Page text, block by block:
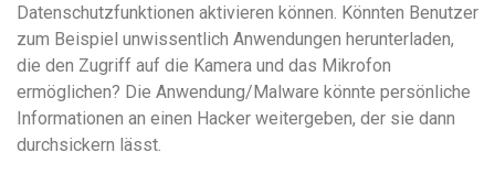
Datenschutzfunktionen aktivieren können. Könnten Benutzer
zum Beispiel unwissentlich Anwendungen herunterladen,
die den Zugriff auf die Kamera und das Mikrofon
ermöglichen? Die Anwendung/Malware könnte persönliche
Informationen an einen Hacker weitergeben, der sie dann
durchsickern lässt.